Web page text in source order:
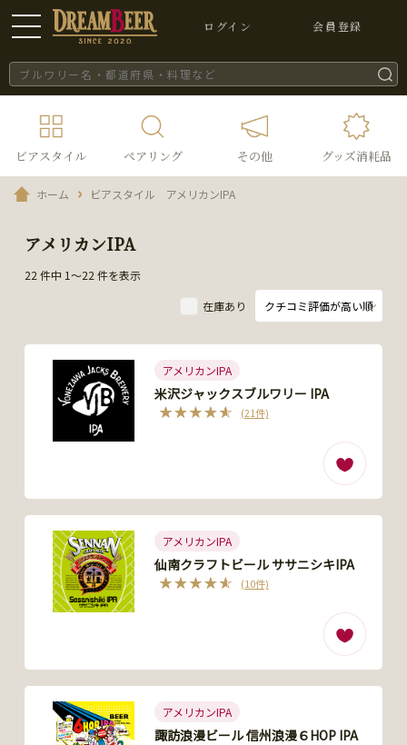
ログイン 会員登録
ビアスタイル ペアリング その他 グッズ消耗品
ホーム ビアスタイル アメリカンIPA
アメリカンIPA
在庫あり
22 件中 1～22 件を表示
アメリカンIPA
米沢ジャックスブルワリー IPA
(21件)
アメリカンIPA
仙南クラフトビール ササニシキIPA
(10件)
アメリカンIPA
諏訪浪漫ビール 信州浪漫６HOP IPA